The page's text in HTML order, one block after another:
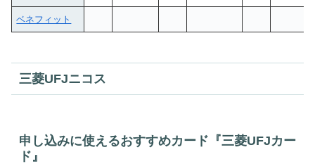
ベネフィット
三菱UFJニコス
申し込みに使えるおすすめカード『三菱UFJカー
ド』